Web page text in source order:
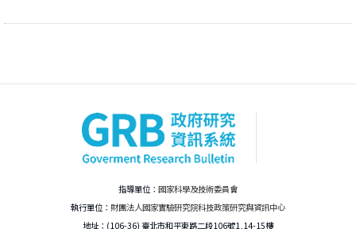
指導單位： 國家科學及技術委員會
執行單位： 財團法人國家實驗研究院科技政策研究與資訊中心
地址：(106-36) 臺北市和平東路二段106號1,14-15樓